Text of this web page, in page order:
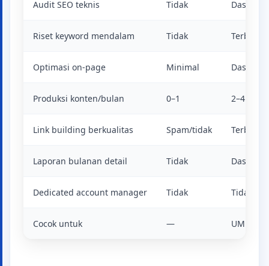
Audit SEO teknis Tidak Dasar
Riset keyword mendalam Tidak Terbatas
Optimasi on-page Minimal Dasar
Produksi konten/bulan 0–1 2–4
Link building berkualitas Spam/tidak Terbatas
Laporan bulanan detail Tidak Dasar
Dedicated account manager Tidak Tidak
Cocok untuk — UMKM